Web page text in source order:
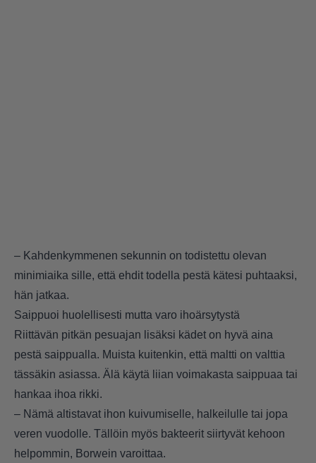
– Kahdenkymmenen sekunnin on todistettu olevan
minimiaika sille, että ehdit todella pestä kätesi puhtaaksi,
hän jatkaa.
Saippuoi huolellisesti mutta varo ihoärsytystä
Riittävän pitkän pesuajan lisäksi kädet on hyvä aina
pestä saippualla. Muista kuitenkin, että maltti on valttia
tässäkin asiassa. Älä käytä liian voimakasta saippuaa tai
hankaa ihoa rikki.
– Nämä altistavat ihon kuivumiselle, halkeilulle tai jopa
veren vuodolle. Tällöin myös bakteerit siirtyvät kehoon
helpommin, Borwein varoittaa.